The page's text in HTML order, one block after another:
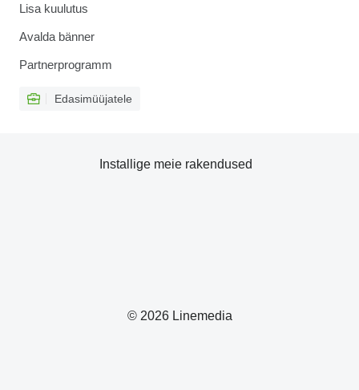
Lisa kuulutus
Avalda bänner
Partnerprogramm
Edasimüüjatele
© 2026 Linemedia
Installige meie rakendused